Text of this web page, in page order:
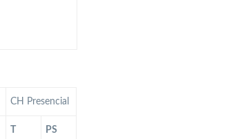
CH Presencial
PS